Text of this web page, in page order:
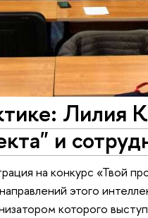
Лилия
и
на конкурс «Твой
этого
которого